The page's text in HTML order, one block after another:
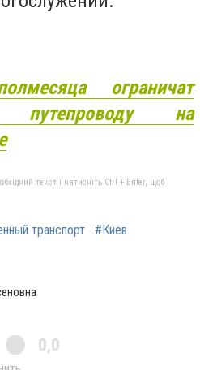
ограничат
на
текст і натисніть Ctrl + Enter, щоб
транспорт
#Киев
0,0